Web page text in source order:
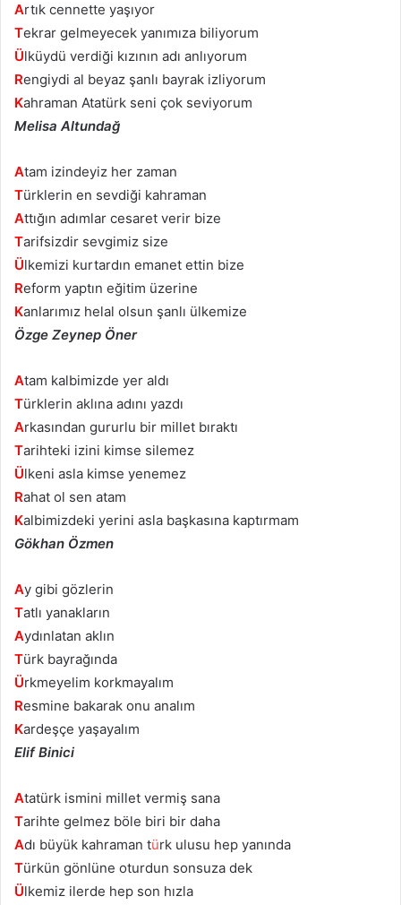
Artık cennette yaşıyor
Tekrar gelmeyecek yanımıza biliyorum
Ülküydü verdiği kızının adı anlıyorum
Rengiydi al beyaz şanlı bayrak izliyorum
Kahraman Atatürk seni çok seviyorum
Melisa Altundağ
Atam izindeyiz her zaman
Türklerin en sevdiği kahraman
Attığın adımlar cesaret verir bize
Tarifsizdir sevgimiz size
Ülkemizi kurtardın emanet ettin bize
Reform yaptın eğitim üzerine
Kanlarımız helal olsun şanlı ülkemize
Özge Zeynep Öner
Atam kalbimizde yer aldı
Türklerin aklına adını yazdı
Arkasından gururlu bir millet bıraktı
Tarihteki izini kimse silemez
Ülkeni asla kimse yenemez
Rahat ol sen atam
Kalbimizdeki yerini asla başkasına kaptırmam
Gökhan Özmen
Ay gibi gözlerin
Tatlı yanakların
Aydınlatan aklın
Türk bayrağında
Ürkmeyelim korkmayalım
Resmine bakarak onu analım
Kardeşçe yaşayalım
Elif Binici
Atatürk ismini millet vermiş sana
Tarihte gelmez böle biri bir daha
Adı büyük kahraman türk ulusu hep yanında
Türkün gönlüne oturdun sonsuza dek
Ülkemiz ilerde hep son hızla